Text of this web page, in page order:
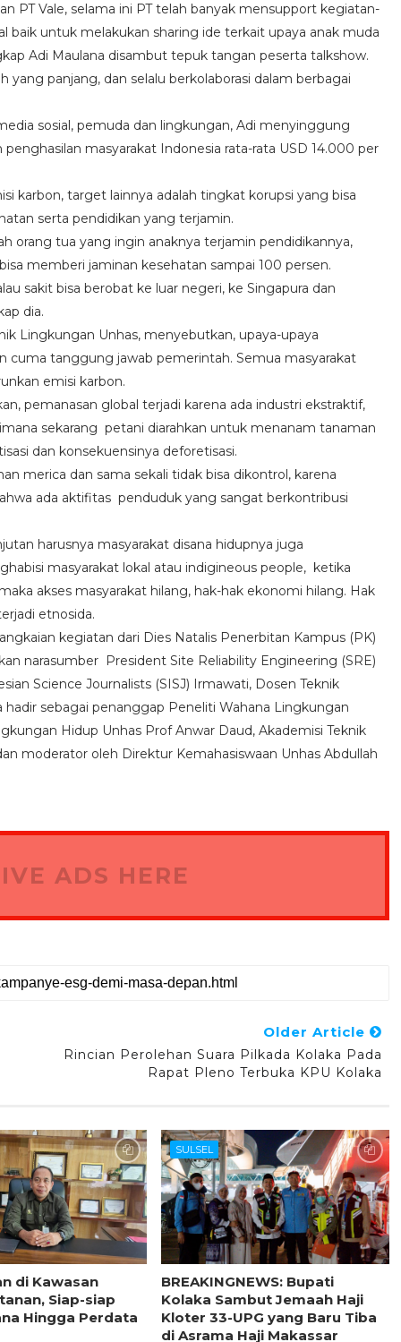
PT Vale, selama ini PT telah banyak mensupport kegiatan-
baik untuk melakukan sharing ide terkait upaya anak muda
Adi Maulana disambut tepuk tangan peserta talkshow.
yang panjang, dan selalu berkolaborasi dalam berbagai
sosial, pemuda dan lingkungan, Adi menyinggung
masyarakat Indonesia rata-rata USD 14.000 per
karbon, target lainnya adalah tingkat korupsi yang bisa
serta pendidikan yang terjamin.
orang tua yang ingin anaknya terjamin pendidikannya,
memberi jaminan kesehatan sampai 100 persen.
sakit bisa berobat ke luar negeri, ke Singapura dan
dia.
Lingkungan Unhas, menyebutkan, upaya-upaya
cuma tanggung jawab pemerintah. Semua masyarakat
emisi karbon.
pemanasan global terjadi karena ada industri ekstraktif,
sekarang petani diarahkan untuk menanam tanaman
dan konsekuensinya deforetisasi.
merica dan sama sekali tidak bisa dikontrol, karena
ada aktifitas penduduk yang sangat berkontribusi
harusnya masyarakat disana hidupnya juga
masyarakat lokal atau indigineous people, ketika
akses masyarakat hilang, hak-hak ekonomi hilang. Hak
etnosida.
kegiatan dari Dies Natalis Penerbitan Kampus (PK)
narasumber President Site Reliability Engineering (SRE)
Science Journalists (SISJ) Irmawati, Dosen Teknik
sebagai penanggap Peneliti Wahana Lingkungan
Hidup Unhas Prof Anwar Daud, Akademisi Teknik
moderator oleh Direktur Kemahasiswaan Unhas Abdullah
ADS HERE
Older Article
Rincian Perolehan Suara Pilkada Kolaka Pada
Rapat Pleno Terbuka KPU Kolaka
di Kawasan
Siap-siap
Hingga Perdata
SULSEL
BREAKINGNEWS: Bupati
Kolaka Sambut Jemaah Haji
Kloter 33-UPG yang Baru Tiba
di Asrama Haji Makassar